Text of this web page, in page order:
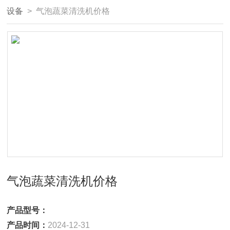
设备 > 气泡蔬菜清洗机价格
气泡蔬菜清洗机价格
产品型号：
产品时间： 2024-12-31